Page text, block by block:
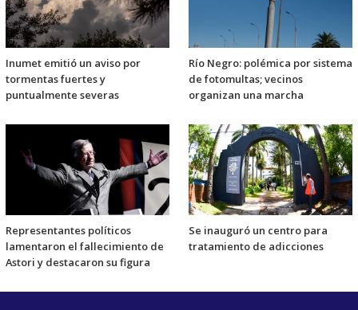
Inumet emitió un aviso por
tormentas fuertes y
puntualmente severas
Río Negro: polémica por sistema
de fotomultas; vecinos
organizan una marcha
Representantes políticos
lamentaron el fallecimiento de
Astori y destacaron su figura
Se inauguró un centro para
tratamiento de adicciones